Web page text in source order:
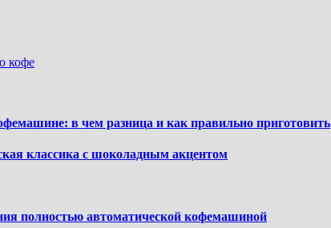
кофе
в чем разница и как правильно приготовить
классика с шоколадным акцентом
полностью автоматической кофемашиной